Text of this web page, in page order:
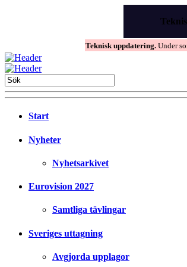
Teknisk uppdatering. Under
Start
Nyheter
Nyhetsarkivet
Eurovision 2027
Samtliga tävlingar
Sveriges uttagning
Avgjorda upplagor